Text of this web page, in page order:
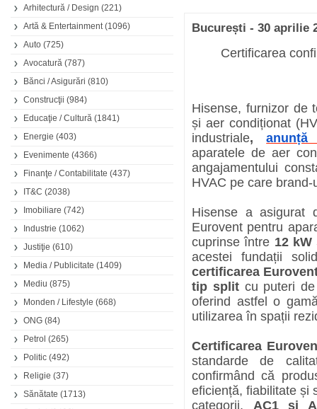
Arhitectură / Design (221)
Artă & Entertainment(1096)
Auto (725)
Avocatură (787)
Bănci / Asigurări (810)
Construcţii (984)
Educaţie / Cultură (1841)
Energie (403)
Evenimente (4366)
Finanţe / Contabilitate (437)
IT&C (2038)
Imobiliare (742)
Industrie (1062)
Justiţie (610)
Media / Publicitate (1409)
Mediu (875)
Monden / Lifestyle (668)
ONG (84)
Petrol (265)
Politic (492)
Religie (37)
Sănătate (1713)
București - 30 aprilie
Certificarea
Hisense, furnizor de
și aer condiționat
industriale,
aparatele de aer
angajamentului
HVAC pe care
Hisense a asigurat
Eurovent pentru
cuprinse între 12 kW
acestei fundații
certificarea
tip splitcu puteri
oferind astfel o
utilizarea în spații
Certificarea
standarde de
confirmând că
eficiență, fiabilitate și
categorii, AC1 și